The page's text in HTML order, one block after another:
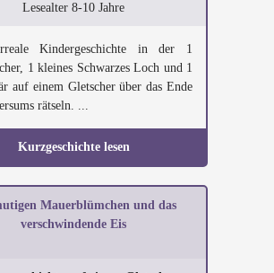
Lesealter 8-10 Jahre
Kindergeschichte in der 1
1 kleines Schwarzes Loch und 1
auf einem Gletscher über das Ende
rätseln. ...
Kurzgeschichte lesen
Mauerblümchen und das
verschwindende Eis